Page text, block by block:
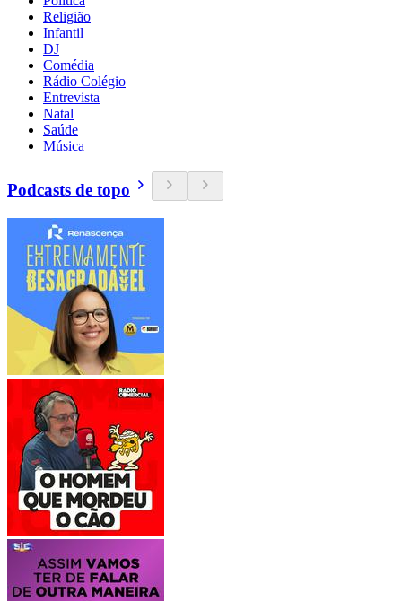
Religião
Infantil
DJ
Comédia
Rádio Colégio
Entrevista
Natal
Saúde
Música
Podcasts de topo